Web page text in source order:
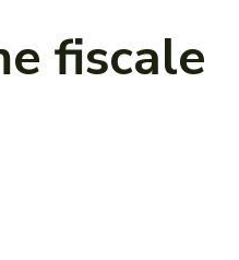
fiscale